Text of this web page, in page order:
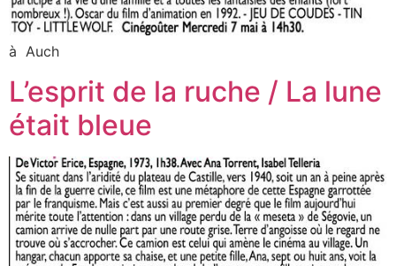
à Auch
L’esprit de la ruche / La lune
était bleue